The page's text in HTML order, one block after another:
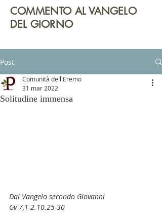
COMMENTO AL VANGELO
DEL GIORNO
Post
Solitudine immensa
Comunità dell'Eremo
31 mar 2022
Dal Vangelo secondo Giovanni
Gv 7,1-2.10.25-30